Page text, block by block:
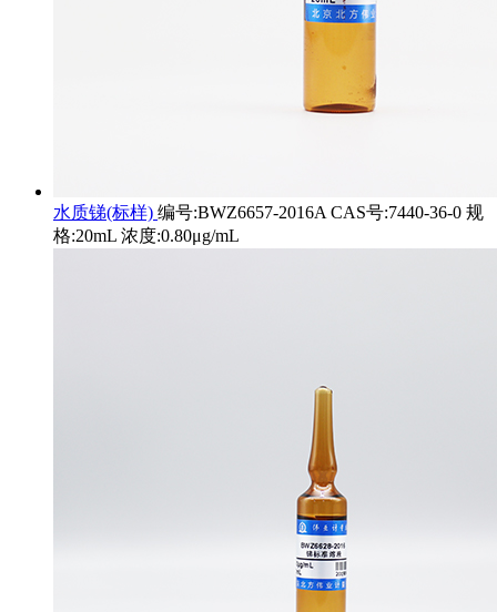
水质锑(标样) 编号:BWZ6657-2016A CAS号:7440-36-0 规
格:20mL 浓度:0.80μg/mL